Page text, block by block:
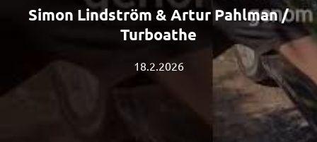
Simon Lindström & Artur Pahlman /
Turboathe
18.2.2026